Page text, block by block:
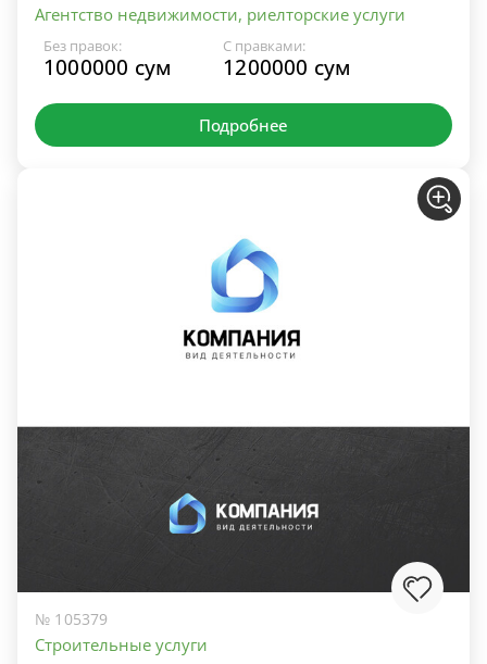
Агентство недвижимости, риелторские услуги
Без правок:
1000000 сум
С правками:
1200000 сум
Подробнее
№ 105379
Строительные услуги